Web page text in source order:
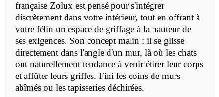
française Zolux est pensé pour s'intégrer
discrètement dans votre intérieur, tout en offrant à
votre félin un espace de griffage à la hauteur de
ses exigences. Son concept malin : il se glisse
directement dans l'angle d'un mur, là où les chats
ont naturellement tendance à venir étirer leur corps
et affûter leurs griffes. Fini les coins de murs
abîmés ou les tapisseries déchirées.